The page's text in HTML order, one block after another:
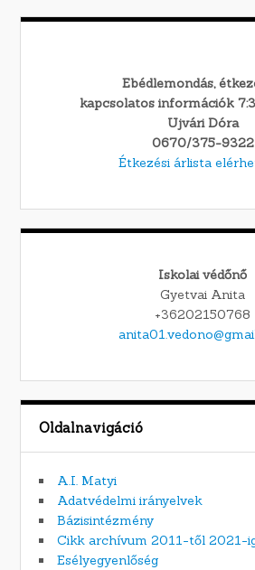
Ebédlemondás,
kapcsolatos információk
Ujvári Dóra
0670/375-9322
Étkezési árlista
Iskolai védőnő
Gyetvai Anita
+36202150768
Oldalnavigáció
A.I. Matyi
Adatvédelmi irányelvek
Bázisintézmény
Cikk archívum 2011-től 2021-
Esélyegyenlőség